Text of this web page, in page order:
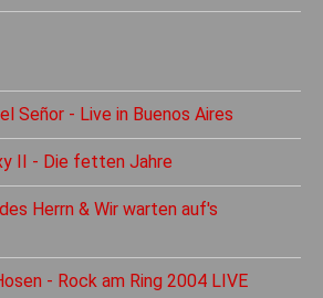
Señor - Live in Buenos Aires
II - Die fetten Jahre
Herrn & Wir warten auf's
- Rock am Ring 2004 LIVE